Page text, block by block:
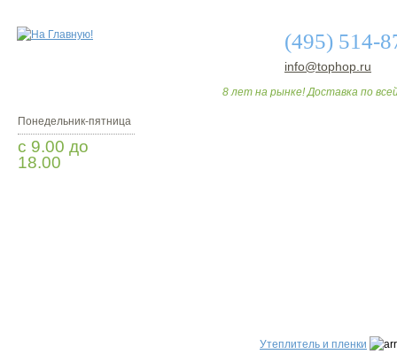
(495) 514-
info@tophop.ru
8 лет на рынке! Доставка по
Понедельник-пятница
с 9.00 до
18.00
Утеплитель и пленки